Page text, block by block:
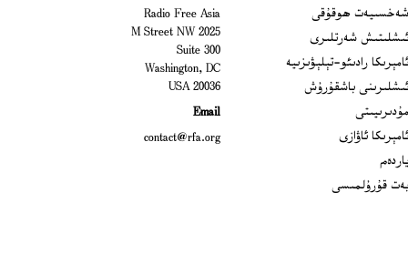
شەخسىيەت ھوقۇقى
ئىشلىتىش شەرتلىرى
ئامېرىكا رادىئو-تېلېۋىزىيە
ئىشلىرىنى باشقۇرۇش
مۇدىرىيىتى
ئامېرىكا ئاۋازى
ياردەم
بەت قۇرۇلمىسى
Radio Free Asia
2025 M Street NW
Suite 300
Washington, DC
20036 USA
Email
contact@rfa.org